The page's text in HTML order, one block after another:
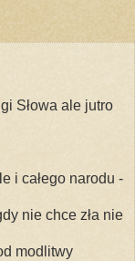
Słowa ale jutro
i całego narodu -
nie chce zła nie
modlitwy